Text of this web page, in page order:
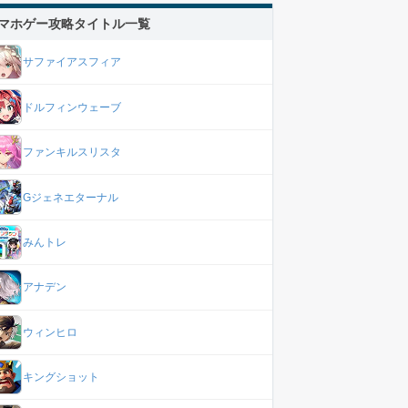
ホゲー攻略タイトル一覧
サファイアスフィア
ドルフィンウェーブ
ファンキルスリスタ
Gジェネエターナル
みんトレ
アナデン
ウィンヒロ
キングショット